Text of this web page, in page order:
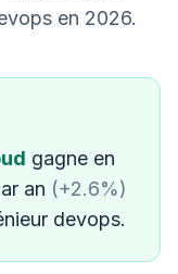
en 2026.
gagne en
an (+2.6%)
devops.